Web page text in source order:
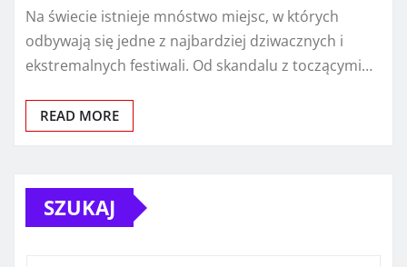
Na świecie istnieje mnóstwo miejsc, w których
odbywają się jedne z najbardziej dziwacznych i
ekstremalnych festiwali. Od skandalu z toczącymi…
READ MORE
SZUKAJ